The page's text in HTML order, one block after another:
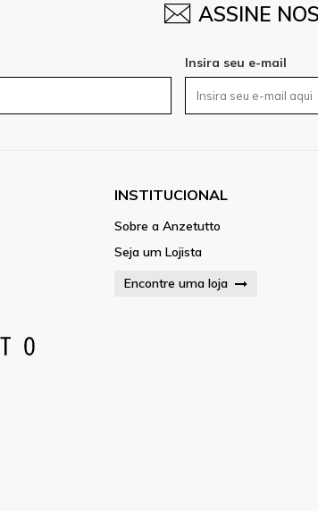
ASSINE
Insira seu e-mail
INSTITUCIONAL
Sobre a Anzetutto
Seja um Lojista
Encontre uma loja